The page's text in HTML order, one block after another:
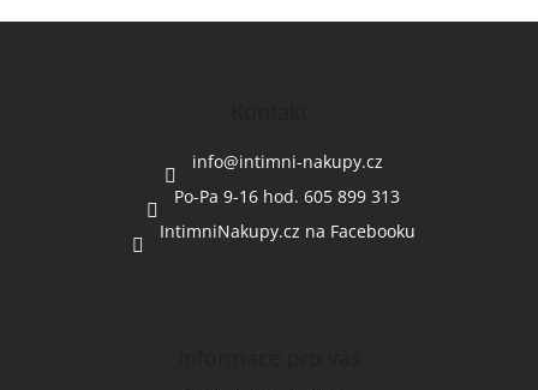
info@intimni-nakupy.cz
Po-Pa 9-16 hod. 605 899 313
IntimniNakupy.cz na Facebooku